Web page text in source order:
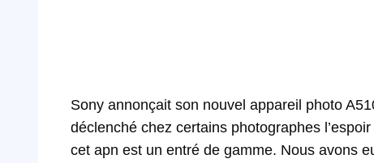
Sony annonçait son nouvel appareil photo
déclenché chez certains photographes
cet apn est un entré de gamme. Nous avons